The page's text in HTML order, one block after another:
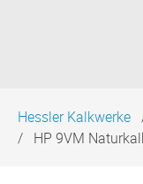
überspringen
Hessler Kalkwerke
HP 9VM